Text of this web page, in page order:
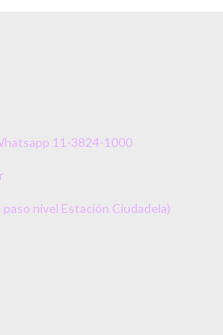
11-3824-1000
nivel Estación Ciudadela)